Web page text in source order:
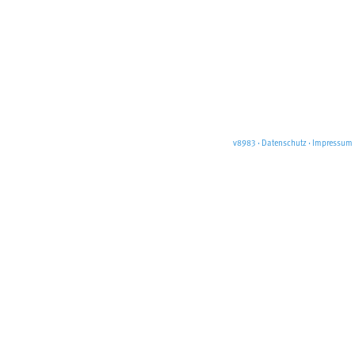
v8983 · Datenschutz· Impressum